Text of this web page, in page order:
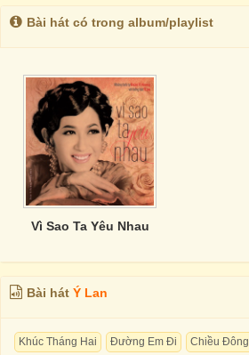
Bài hát có trong album/playlist
Vì Sao Ta Yêu Nhau
Bài hát Ý Lan
Khúc Tháng Hai Đường Em Đi Chiều Đông